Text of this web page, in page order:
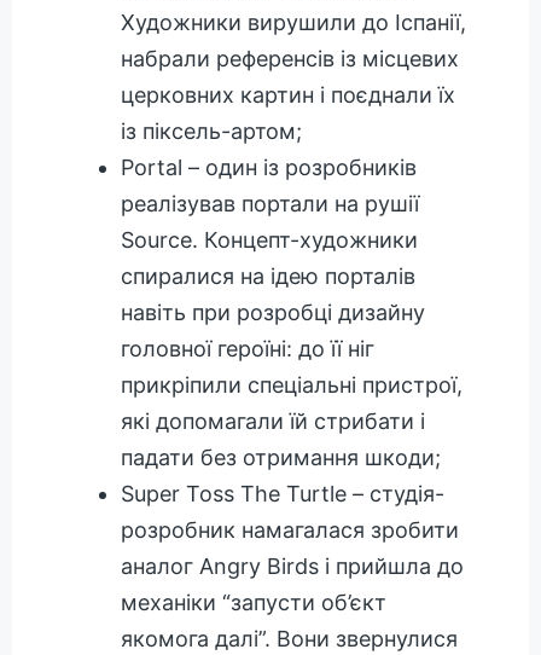
Художники вирушили до Іспанії,
набрали референсів із місцевих
церковних картин і поєднали їх
із піксель-артом;
Portal – один із розробників
реалізував портали на рушії
Source. Концепт-художники
спиралися на ідею порталів
навіть при розробці дизайну
головної героїні: до її ніг
прикріпили спеціальні пристрої,
які допомагали їй стрибати і
падати без отримання шкоди;
Super Toss The Turtle – студія-
розробник намагалася зробити
аналог Angry Birds і прийшла до
механіки “запусти об’єкт
якомога далі”. Вони звернулися